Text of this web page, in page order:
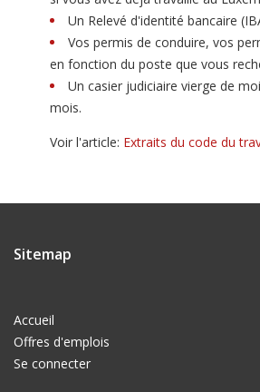
Un Relevé d'identité bancaire
Vos permis de conduire, vos
en fonction du poste que vous
Un casier judiciaire vierge de
mois.
Voir l'article: Extraits du code du
Sitemap
Accueil
Offres d'emplois
Se connecter